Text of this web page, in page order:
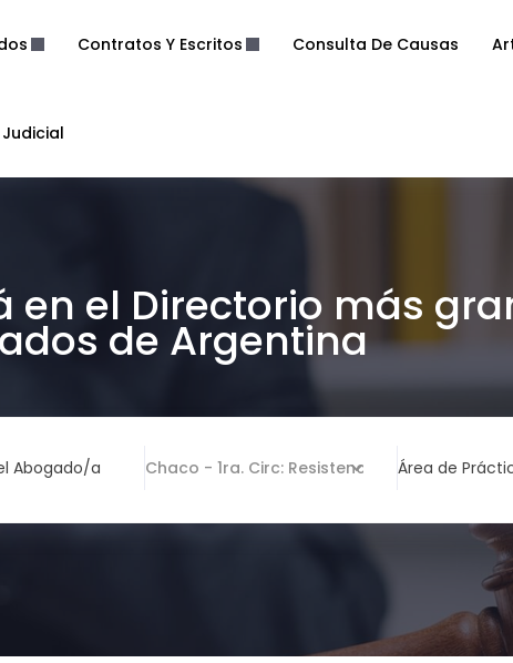
Contratos Y Escritos Consulta De Causas
en el Directorio más
de Argentina
Abogado/a Chaco - 1ra. Circ: Resistencia Área de